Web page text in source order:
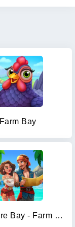
Farm Bay
Adventure Bay - Farm Games